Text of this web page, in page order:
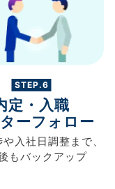
STEP.6
定・入職
ーフォロー
や入社日調整まで、
もバックアップ